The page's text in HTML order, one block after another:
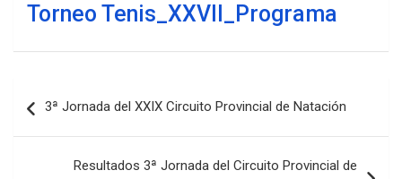
Torneo Tenis_XXVII_Programa
de
3ª Jornada del XXIX Circuito Provincial de Natación
Resultados 3ª Jornada del Circuito Provincial de